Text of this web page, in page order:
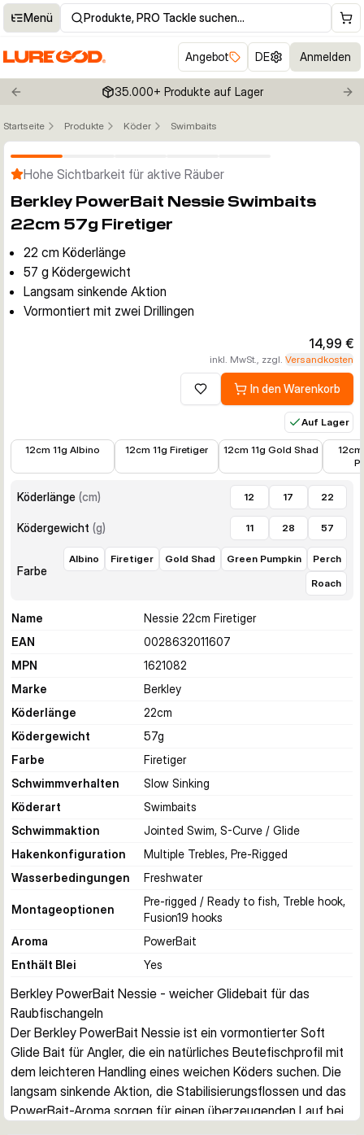
Menü Produkte, PRO Tackle suchen…
Angebot DE Anmelden
Previous slide 35.000+ Produkte auf Lager
Startseite Produkte Köder SwimbaitsKlicken um Zoom zu aktivieren
Hohe Sichtbarkeit für aktive Räuber
Berkley PowerBait Nessie Swimbaits
22cm 57g Firetiger
22 cm Köderlänge
57 g Ködergewicht
Langsam sinkende Aktion
Vormontiert mit zwei Drillingen
14,99 €
inkl. MwSt., zzgl. Versandkosten
Zur Wunschliste hinzufügen
In den Warenkorb
Auf Lager
12cm 11g Albino
12cm 11g Firetiger
12cm 11g Gold Shad
8,38 €
Köderlänge (cm) 12 17 22
Ködergewicht (g) 11 28 57
Farbe
Albino Firetiger Gold Shad Green Pumpkin
Perch
Roach
Name
Nessie 22cm Firetiger
EAN
0028632011607
MPN
1621082
Marke
Berkley
Köderlänge
22cm
Ködergewicht
57g
Farbe
Firetiger
Schwimmverhalten
Slow Sinking
Köderart
Swimbaits
Schwimmaktion
Jointed Swim, S-Curve / Glide
Hakenkonfiguration
Multiple Trebles, Pre-Rigged
Wasserbedingungen
Freshwater
Montageoptionen
Pre-rigged / Ready to fish, Treble hook,
Fusion19 hooks
Aroma
PowerBait
Enthält Blei
Yes
Berkley PowerBait Nessie - weicher Glidebait für das
Raubfischangeln
Der Berkley PowerBait Nessie ist ein vormontierter Soft
Glide Bait für Angler, die ein natürliches Beutefischprofil mit
dem leichteren Handling eines weichen Köders suchen. Die
langsam sinkende Aktion, die Stabilisierungsflossen und das
PowerBait-Aroma sorgen für einen überzeugenden Lauf bei